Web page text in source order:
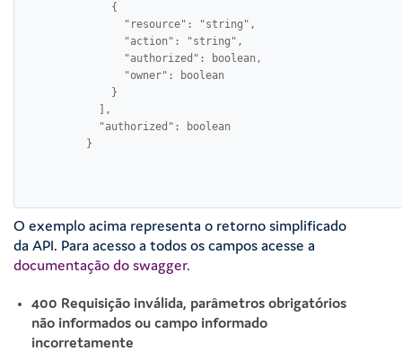
              {
                "resource": "string",
                "action": "string",
                "authorized": boolean,
                "owner": boolean
              }
            ],
            "authorized": boolean
          }
O exemplo acima representa o retorno simplificado
da API. Para acesso a todos os campos acesse a
documentação do swagger.
400 Requisição inválida, parâmetros obrigatórios
não informados ou campo informado
incorretamente